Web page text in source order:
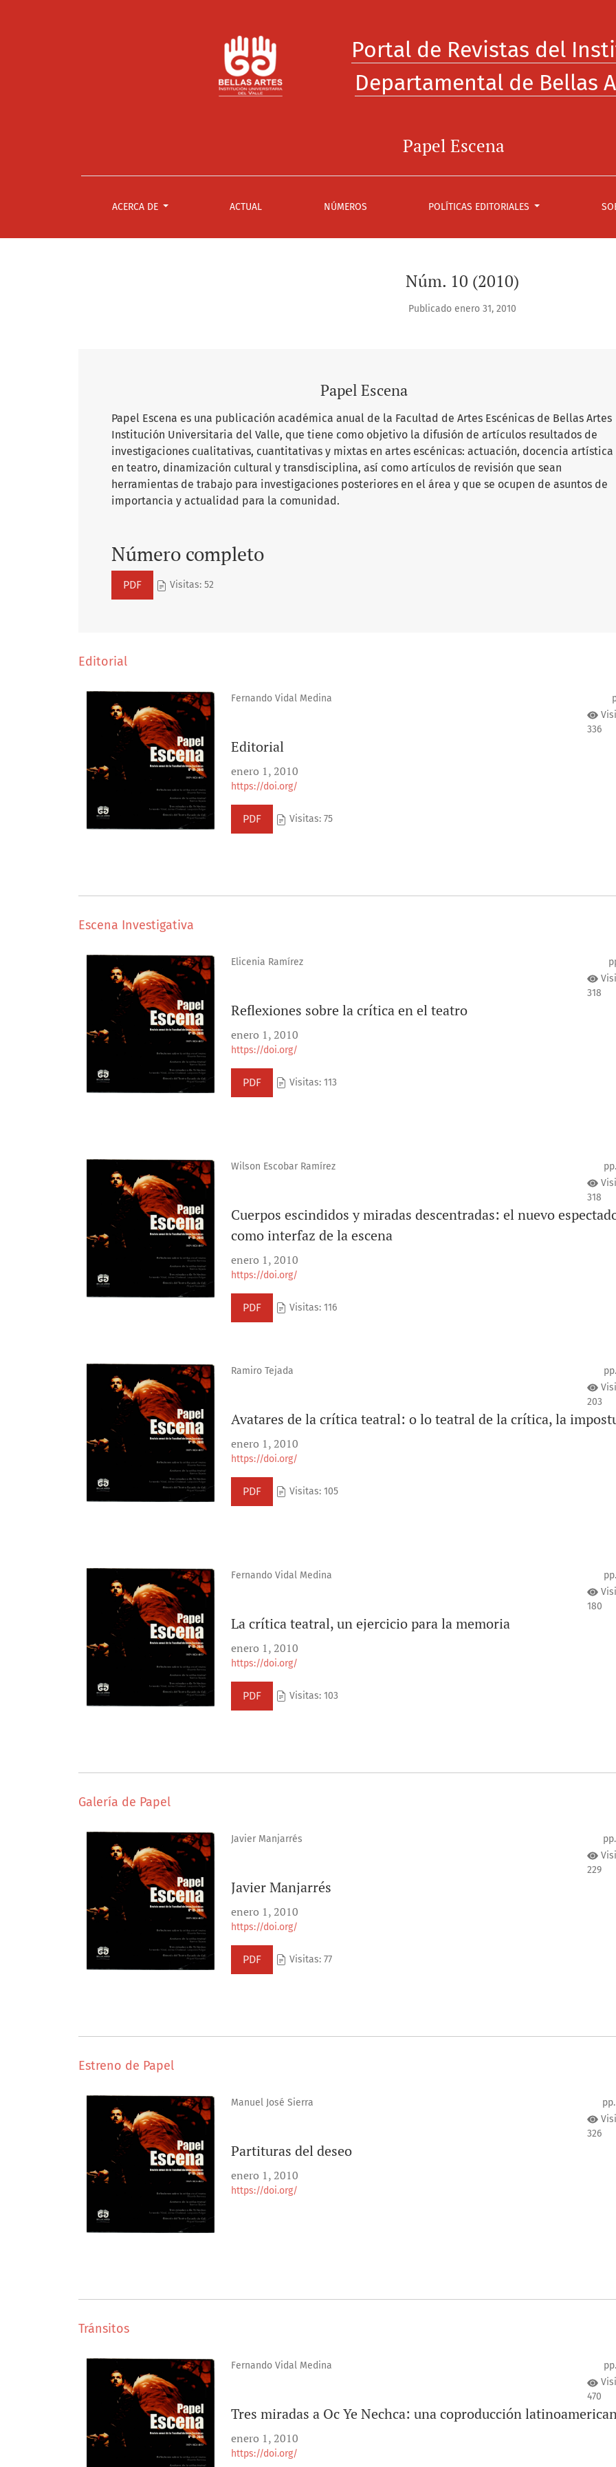
Portal de Revistas del
Departamental de Bellas
Papel Escena
ACERCA DE ACTUAL NÚMEROS POLÍTICAS EDITORIALES
Núm. 10 (2010)
Publicado enero 31, 2010
Papel Escena
Papel Escena es una publicación académica anual de la Facultad de Artes Escénicas de Bellas Artes
Institución Universitaria del Valle, que tiene como objetivo la difusión de artículos resultados de
investigaciones cualitativas, cuantitativas y mixtas en artes escénicas: actuación, docencia artística
en teatro, dinamización cultural y transdisciplina, así como artículos de revisión que sean
herramientas de trabajo para investigaciones posteriores en el área y que se ocupen de asuntos de
importancia y actualidad para la comunidad.
Número completo
PDF Visitas: 52
Editorial
Fernando Vidal Medina
336
Editorial
enero 1, 2010
https://doi.org/
PDF Visitas: 75
Escena Investigativa
Elicenia Ramírez
318
Reflexiones sobre la crítica en el teatro
enero 1, 2010
https://doi.org/
PDF Visitas: 113
Wilson Escobar Ramírez
318
Cuerpos escindidos y miradas descentradas: el nuevo
como interfaz de la escena
enero 1, 2010
https://doi.org/
PDF Visitas: 116
Ramiro Tejada
203
Avatares de la crítica teatral: o lo teatral de la crítica, la
enero 1, 2010
https://doi.org/
PDF Visitas: 105
Fernando Vidal Medina
180
La crítica teatral, un ejercicio para la memoria
enero 1, 2010
https://doi.org/
PDF Visitas: 103
Galería de Papel
Javier Manjarrés
229
Javier Manjarrés
enero 1, 2010
https://doi.org/
PDF Visitas: 77
Estreno de Papel
Manuel José Sierra
326
Partituras del deseo
enero 1, 2010
https://doi.org/
Tránsitos
Fernando Vidal Medina
470
Tres miradas a Oc Ye Nechca: una coproducción
enero 1, 2010
https://doi.org/